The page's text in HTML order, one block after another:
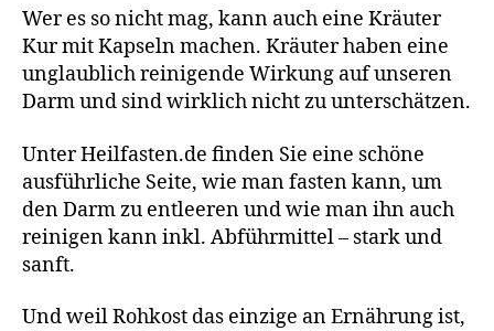
Wer es so nicht mag, kann auch eine Kräuter
Kur mit Kapseln machen. Kräuter haben eine
unglaublich reinigende Wirkung auf unseren
Darm und sind wirklich nicht zu unterschätzen.
Unter Heilfasten.de finden Sie eine schöne
ausführliche Seite, wie man fasten kann, um
den Darm zu entleeren und wie man ihn auch
reinigen kann inkl. Abführmittel – stark und
sanft.
Und weil Rohkost das einzige an Ernährung ist,